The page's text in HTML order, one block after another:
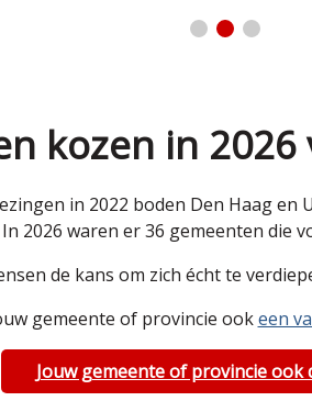
kozen in
in 2022 boden Den Haag
2026 waren er 36 gemeenten die
de kans om zich écht te
gemeente of provincie ookeen
Jouw gemeente of provincie ook